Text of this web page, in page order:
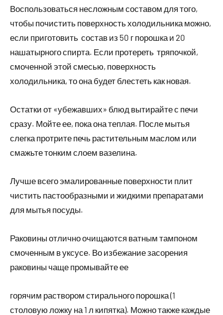
Воспользоваться несложным составом для того,
чтобы почистить поверхность холодильника можно,
если приготовить состав из 50 г порошка и 20
нашатырного спирта. Если протереть тряпочкой,
смоченной этой смесью, поверхность
холодильника, то она будет блестеть как новая.
Остатки от «убежавших» блюд вытирайте с печи
сразу. Мойте ее, пока она теплая. После мытья
слегка протрите печь растительным маслом или
смажьте тонким слоем вазелина.
Лучше всего эмалированные поверхности плит
чистить пастообразными и жидкими препаратами
для мытья посуды.
Раковины отлично очищаются ватным тампоном
смоченным в уксусе. Во избежание засорения
раковины чаще промывайте ее
горячим раствором стирального порошка (1
столовую ложку на 1 л кипятка). Можно также каждые